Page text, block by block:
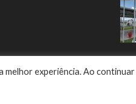
experiência. Ao